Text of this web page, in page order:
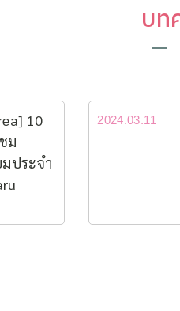
บท
10
ม
ประจำ
2024.03.11